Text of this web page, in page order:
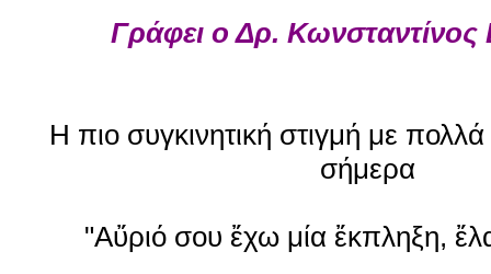
Γράφει ο Δρ.
Η πιο συγκινητική στιγμή με
σήμερα
"Αὔριό σου ἔχω μία ἔκπληξη,